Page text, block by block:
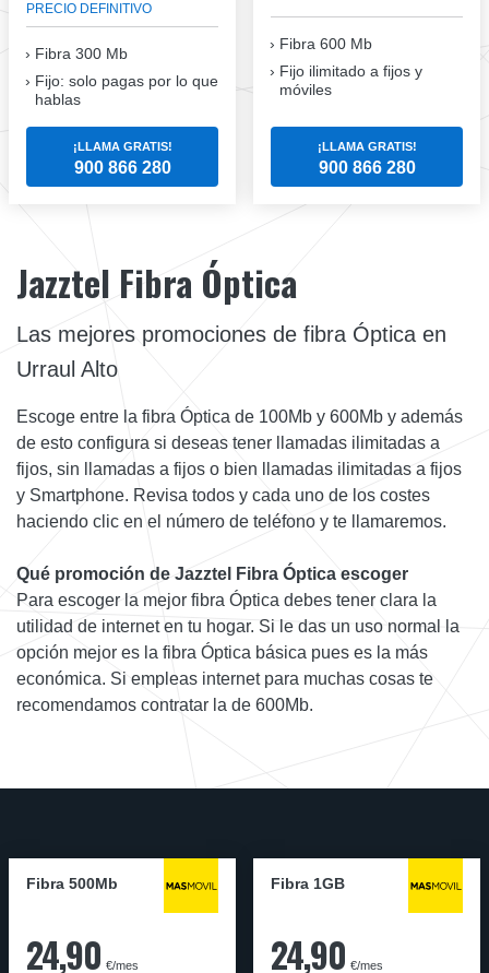
PRECIO DEFINITIVO
Fibra 300 Mb
Fijo: solo pagas por lo que
hablas
¡LLAMA GRATIS!
900 866 280
Fibra 600 Mb
Fijo ilimitado a fijos y
móviles
¡LLAMA GRATIS!
900 866 280
Jazztel Fibra Óptica
Las mejores promociones de fibra Óptica en
Urraul Alto
Escoge entre la fibra Óptica de 100Mb y 600Mb y además
de esto configura si deseas tener llamadas ilimitadas a
fijos, sin llamadas a fijos o bien llamadas ilimitadas a fijos
y Smartphone. Revisa todos y cada uno de los costes
haciendo clic en el número de teléfono y te llamaremos.
Qué promoción de Jazztel Fibra Óptica escoger
Para escoger la mejor fibra Óptica debes tener clara la
utilidad de internet en tu hogar. Si le das un uso normal la
opción mejor es la fibra Óptica básica pues es la más
económica. Si empleas internet para muchas cosas te
recomendamos contratar la de 600Mb.
Fibra 500Mb
24,90 €/mes
Fibra 1GB
24,90 €/mes